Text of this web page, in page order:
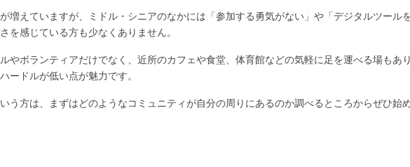
増えていますが、ミドル・シニアのなかには「参加する勇気がない」や「デジタルツール
を感じている方も少なくありません。
やボランティアだけでなく、近所のカフェや食堂、体育館などの気軽に足を運べる場もあ
ードルが低い点が魅力です。
う方は、まずはどのようなコミュニティが自分の周りにあるのか調べるところからぜひ始